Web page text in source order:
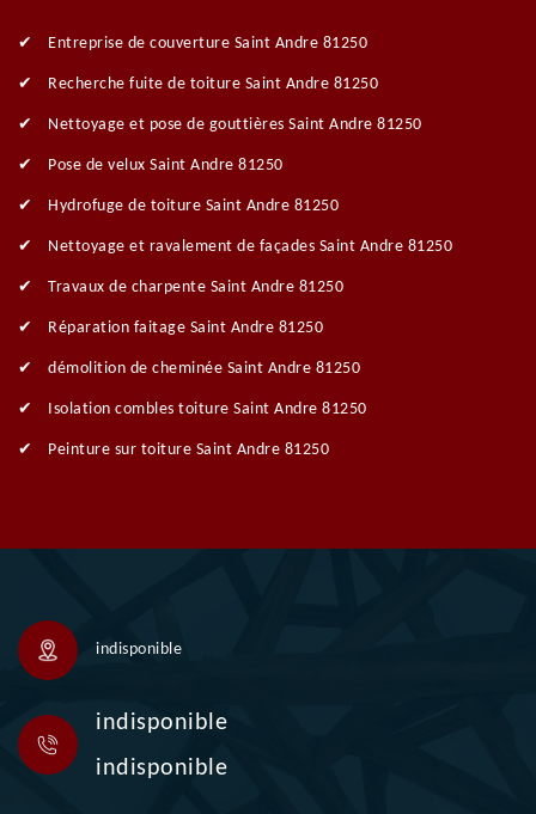
Entreprise de couverture Saint Andre 81250
Recherche fuite de toiture Saint Andre 81250
Nettoyage et pose de gouttières Saint Andre 81250
Pose de velux Saint Andre 81250
Hydrofuge de toiture Saint Andre 81250
Nettoyage et ravalement de façades Saint Andre 81250
Travaux de charpente Saint Andre 81250
Réparation faitage Saint Andre 81250
démolition de cheminée Saint Andre 81250
Isolation combles toiture Saint Andre 81250
Peinture sur toiture Saint Andre 81250
indisponible
indisponible
indisponible